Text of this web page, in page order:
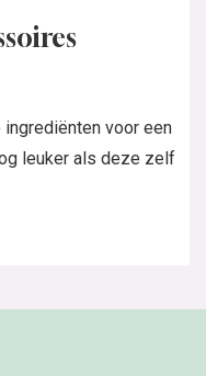
ingrediënten voor een
leuker als deze zelf